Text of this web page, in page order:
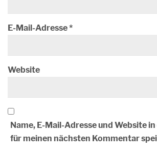
E-Mail-Adresse*
Website
Name, E-Mail-Adresse und Website
für meinen nächsten Kommentar